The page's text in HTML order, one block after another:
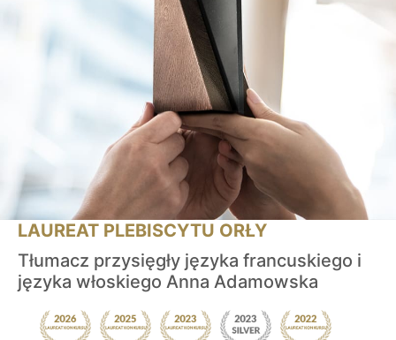
LAUREAT PLEBISCYTU ORŁY
Tłumacz przysięgły języka francuskiego i
języka włoskiego Anna Adamowska